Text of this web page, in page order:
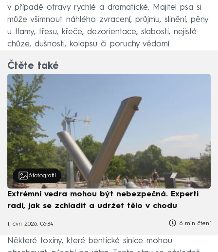
v případě otravy rychlé a dramatické. Majitel psa si
může všimnout náhlého zvracení, průjmu, slinění, pěny
u tlamy, třesu, křeče, dezorientace, slabosti, nejisté
chůze, dušnosti, kolapsu či poruchy vědomí.
Čtěte také
6 fotografií
Extrémní vedra mohou být nebezpečná. Experti
radí, jak se zchladit a udržet tělo v chodu
1. čvn 2026, 06:34 6 min čtení
Některé toxiny, které bentické sinice mohou